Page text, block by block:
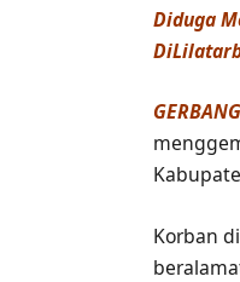
Diduga
Korban